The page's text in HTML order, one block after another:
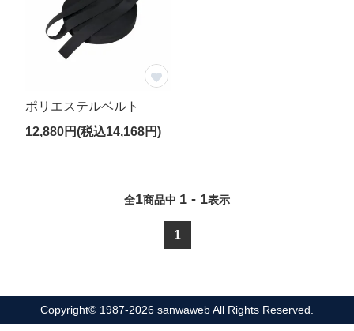
ポリエステルベルト
12,880円(税込14,168円)
全1商品中 1 - 1表示
1
特徴
※複数チェック可
黒色
食品・米穀
カラー吊りベルト
水切り・脱水
価格帯 円
Copyright© 1987-2026 sanwaweb All Rights Reserved.